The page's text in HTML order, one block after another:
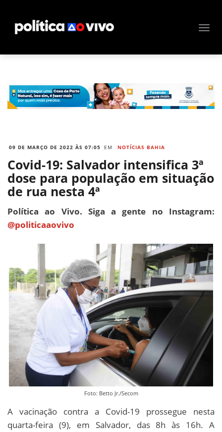
09 DE MARÇO DE 2022 ÀS 07:05 EM NOTÍCIAS BAHIA
Covid-19: Salvador intensifica 3ª
dose para população em situação
de rua nesta 4ª
Política ao Vivo. Siga a gente no Instagram:
@politicaaovivo
Foto: Betto Jr./Secom
A vacinação contra a Covid-19 prossegue nesta
quarta-feira (9), em Salvador, das 8h às 16h. A